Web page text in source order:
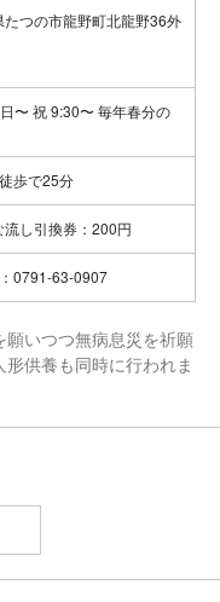
つの市龍野町北龍野36外
〜 祝 9:30〜 毎年春分の
歩で25分
流し引換券：200円
0791-63-0907
いつつ無病息災を祈願
供養も同時に行われま